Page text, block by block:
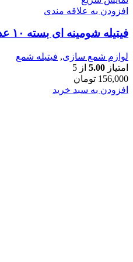
افزودن به علاقه مندی
فیتیله شومینه ای بسته ۱۰ عددی(سایز بزرگ)
لوازم شمع سازی, فیتیله شمع
امتیاز 5.00 از 5
156,000 تومان
افزودن به سبد خرید